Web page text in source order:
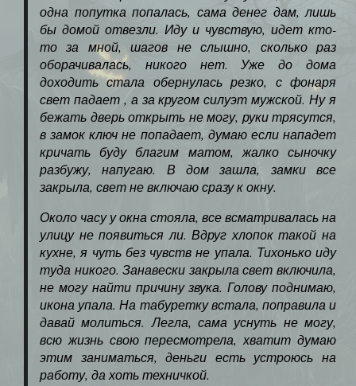
одна попутка попалась, сама денег дам, лишь
бы домой отвезли. Иду и чувствую, идет кто-
то за мной, шагов не слышно, сколько раз
оборачивалась, никого нет. Уже до дома
доходить стала обернулась резко, с фонаря
свет падает , а за кругом силуэт мужской. Ну я
бежать дверь открыть не могу, руки трясутся,
в замок ключ не попадает, думаю если нападет
кричать буду благим матом, жалко сыночку
разбужу, напугаю. В дом зашла, замки все
закрыла, свет не включаю сразу к окну.
Около часу у окна стояла, все всматривалась на
улицу не появиться ли. Вдруг хлопок такой на
кухне, я чуть без чувств не упала. Тихонько иду
туда никого. Занавески закрыла свет включила,
не могу найти причину звука. Голову поднимаю,
икона упала. На табуретку встала, поправила и
давай молиться. Легла, сама уснуть не могу,
всю жизнь свою пересмотрела, хватит думаю
этим заниматься, деньги есть устроюсь на
работу, да хоть техничкой.